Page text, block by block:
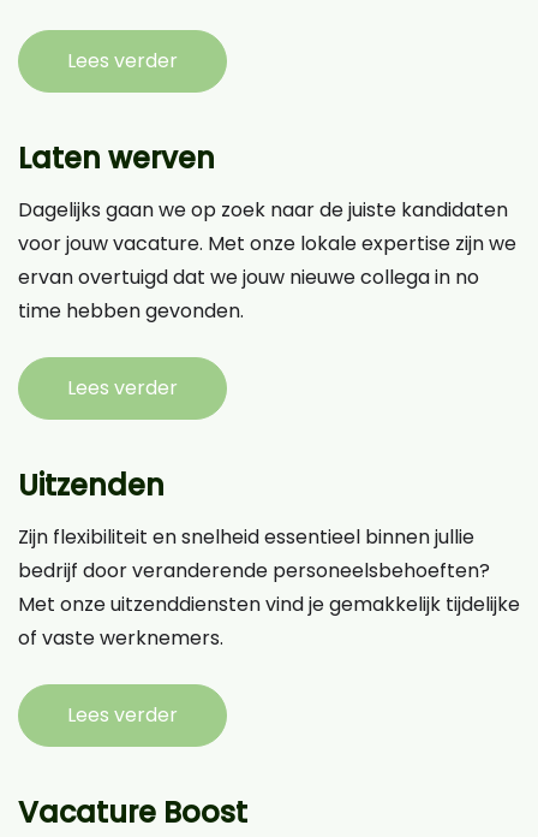
Lees verder
Laten werven
Dagelijks gaan we op zoek naar de juiste kandidaten
voor jouw vacature. Met onze lokale expertise zijn we
ervan overtuigd dat we jouw nieuwe collega in no
time hebben gevonden.
Lees verder
Uitzenden
Zijn flexibiliteit en snelheid essentieel binnen jullie
bedrijf door veranderende personeelsbehoeften?
Met onze uitzenddiensten vind je gemakkelijk tijdelijke
of vaste werknemers.
Lees verder
Vacature Boost